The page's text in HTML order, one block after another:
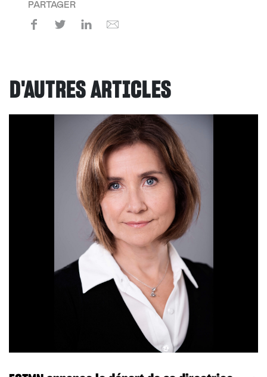
PARTAGER
D'AUTRES ARTICLES